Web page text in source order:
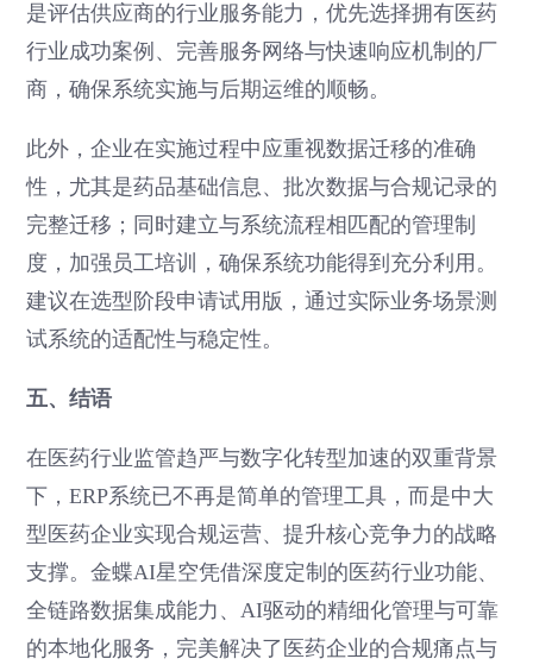
是评估供应商的行业服务能力，优先选择拥有医药
行业成功案例、完善服务网络与快速响应机制的厂
商，确保系统实施与后期运维的顺畅。
此外，企业在实施过程中应重视数据迁移的准确
性，尤其是药品基础信息、批次数据与合规记录的
完整迁移；同时建立与系统流程相匹配的管理制
度，加强员工培训，确保系统功能得到充分利用。
建议在选型阶段申请试用版，通过实际业务场景测
试系统的适配性与稳定性。
五、结语
在医药行业监管趋严与数字化转型加速的双重背景
下，ERP系统已不再是简单的管理工具，而是中大
型医药企业实现合规运营、提升核心竞争力的战略
支撑。金蝶AI星空凭借深度定制的医药行业功能、
全链路数据集成能力、AI驱动的精细化管理与可靠
的本地化服务，完美解决了医药企业的合规痛点与